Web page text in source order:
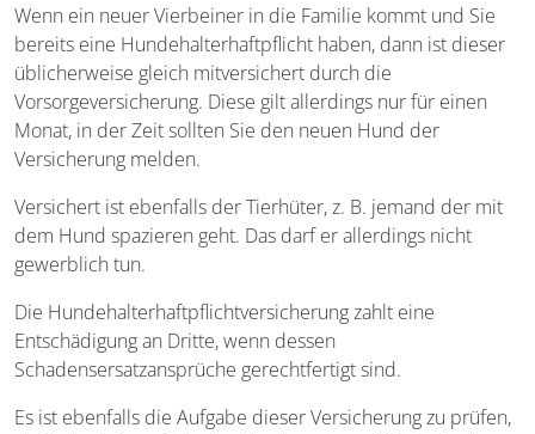
Wenn ein neuer Vierbeiner in die Familie kommt und Sie
bereits eine Hundehalterhaftpflicht haben, dann ist dieser
üblicherweise gleich mitversichert durch die
Vorsorgeversicherung. Diese gilt allerdings nur für einen
Monat, in der Zeit sollten Sie den neuen Hund der
Versicherung melden.
Versichert ist ebenfalls der Tierhüter, z. B. jemand der mit
dem Hund spazieren geht. Das darf er allerdings nicht
gewerblich tun.
Die Hundehalterhaftpflichtversicherung zahlt eine
Entschädigung an Dritte, wenn dessen
Schadensersatzansprüche gerechtfertigt sind.
Es ist ebenfalls die Aufgabe dieser Versicherung zu prüfen,